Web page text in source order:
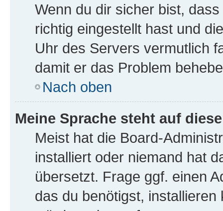
Wenn du dir sicher bist,
richtig eingestellt hast und
Uhr des Servers vermutlich
damit er das Problem
Nach oben
Meine Sprache steht auf
Meist hat die Board-
installiert oder niemand hat
übersetzt. Frage ggf. einen
das du benötigst,